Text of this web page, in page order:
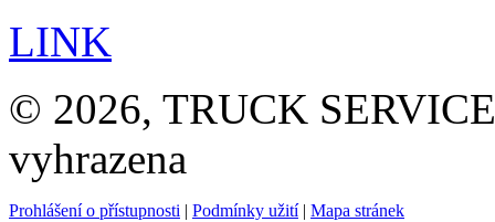
LINK
© 2026, TRUCK
vyhrazena
Prohlášení o přístupnosti | Podmínky užití| Mapa stránek